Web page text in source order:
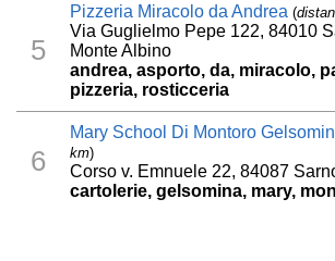
5
Pizzeria Miracolo da Andrea (
Via Guglielmo Pepe 122, 84010
Monte Albino
andrea, asporto, da, miracolo,
pizzeria, rosticceria
6
Mary School Di Montoro
km)
Corso v. Emnuele 22, 84087
cartolerie, gelsomina, mary,